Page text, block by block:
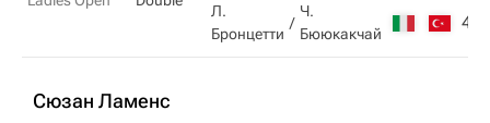
Л.
Бронцетти
Ч.
Бююкакчай
4
Сюзан Ламенс